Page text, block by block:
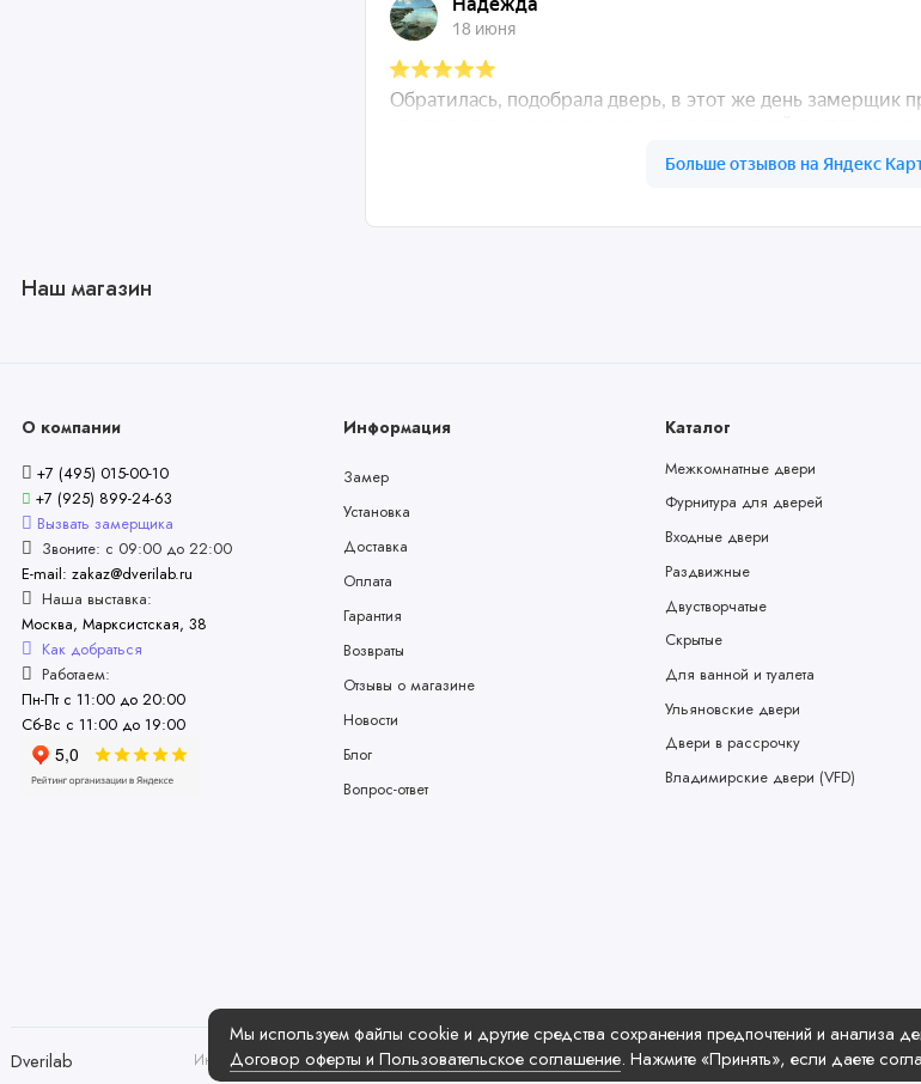
Наш магазин
Мы используем файлы cookie и другие средства сохранения предпочтений и анализа
Договор оферты и Пользовательское соглашение. Нажмите «Принять», если даете
О компании
+7 (495) 015-00-10
+7 (925) 899-24-63
Вызвать замерщика
Звоните: с 09:00 до 22:00
E-mail: zakaz@dverilab.ru
Наша выставка:
Москва, Марксистская, 38
Как добраться
Работаем:
Пн-Пт с 11:00 до 20:00
Сб-Вс с 11:00 до 19:00
Информация
Замер
Установка
Доставка
Оплата
Гарантия
Возвраты
Отзывы о магазине
Новости
Блог
Вопрос-ответ
Каталог
Межкомнатные двери
Фурнитура для дверей
Входные двери
Раздвижные
Двустворчатые
Скрытые
Для ванной и туалета
Ульяновские двери
Двери в рассрочку
Владимирские двери (VFD)
Dverilab
Интернет-магазин дверей Dverilab, 2026 |Карта сайта